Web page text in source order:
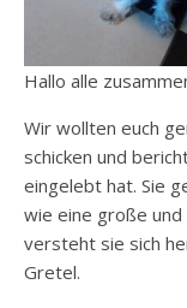
Hallo alle
Wir wollten euch
schicken und
eingelebt hat. Sie
wie eine große
versteht sie sich
Gretel.